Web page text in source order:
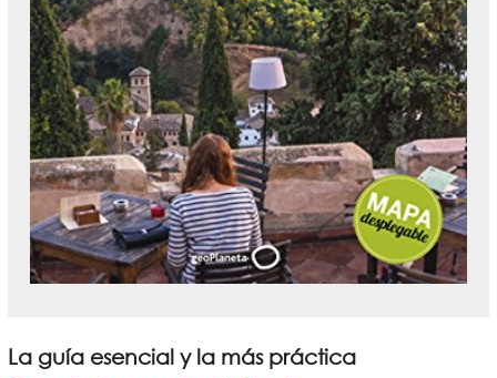
La guía esencial y la más práctica